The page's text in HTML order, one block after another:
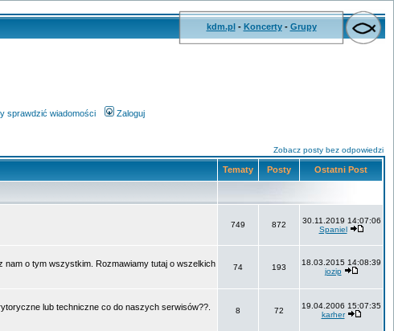
kdm.pl- Koncerty- Grupy
sprawdzić wiadomości Zaloguj
Zobacz posty bez odpowiedzi
Tematy Posty Ostatni Post
749 872
30.11.2019 14:07:06
Spaniel
nam o tym wszystkim. Rozmawiamy tutaj o wszelkich
74 193
18.03.2015 14:08:39
jozip
lub techniczne co do naszych serwisów??.
8 72
19.04.2006 15:07:35
karher